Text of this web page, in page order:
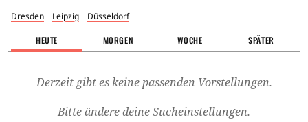
Dresden
Leipzig Düsseldorf
HEUTE MORGEN WOCHE SPÄTER
Derzeit gibt es keine passenden Vorstellungen.
Bitte ändere deine Sucheinstellungen.